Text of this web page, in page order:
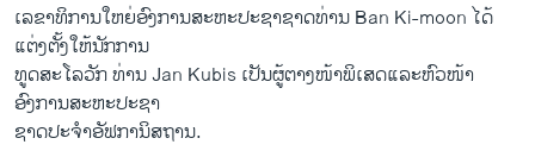
ລາຍງານ
ຕິດຕາມພວກເຮົາ ທີ່
ພາສາຕ່າງໆ
ເລຂາທິການໃຫຍ່ອົງການສະຫະປະຊາຊາດທ່ານ Ban Ki-moon ໄດ້
ແຕ່ງຕັ້ງໃຫ້ນັກການ
ທູດສະໂລວັກ ທ່ານ Jan Kubis ເປັນຜູ້ຕາງໜ້າພິເສດແລະຫົວໜ້າ
ອົງການສະຫະປະຊາ
ຊາດປະຈຳອັຟການິສຖານ.